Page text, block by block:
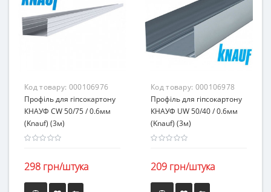
Код товару: 000106976
Профіль для гіпсокартону
КНАУФ CW 50/75 / 0.6мм
(Knauf) (3м)
298 грн/штука
Код товару: 000106978
Профіль для гіпсокартону
КНАУФ UW 50/40 / 0.6мм
(Knauf) (3м)
209 грн/штука